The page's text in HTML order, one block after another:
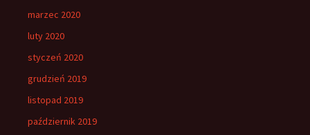
marzec 2020
luty 2020
styczeń 2020
grudzień 2019
listopad 2019
październik 2019